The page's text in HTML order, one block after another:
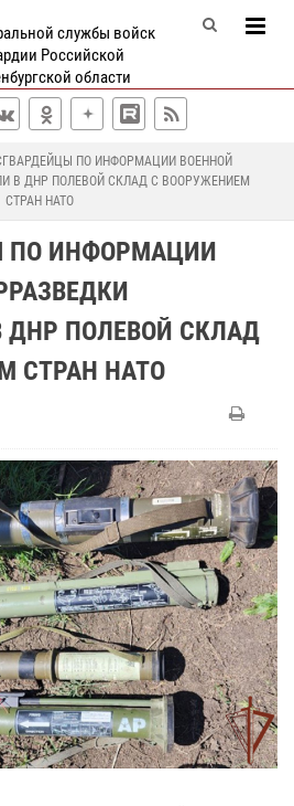
службы войск
Российской
области
ПО ИНФОРМАЦИИ ВОЕННОЙ
В ДНР ПОЛЕВОЙ СКЛАД С ВООРУЖЕНИЕМ
СТРАН НАТО
ПО ИНФОРМАЦИИ
ПОЛЕВОЙ СКЛАД
СТРАН НАТО